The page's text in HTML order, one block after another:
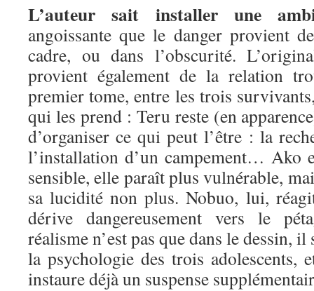
L’auteur sait installer une
angoissante que le danger provient
cadre, ou dans l’obscurité.
provient également de la relation
premier tome, entre les trois
qui les prend : Teru reste (en
d’organiser ce qui peut l’être : la
l’installation d’un campement… Ako
sensible, elle paraît plus vulnérable,
sa lucidité non plus. Nobuo, lui,
dérive dangereusement vers le
réalisme n’est pas que dans le dessin, il
la psychologie des trois adolescents,
instaure déjà un suspense